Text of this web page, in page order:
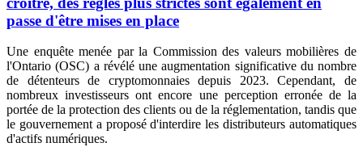
passe d'être mises en place
Une enquête menée par la Commission des valeurs mobilières de
l'Ontario (OSC) a révélé une augmentation significative du nombre
de détenteurs de cryptomonnaies depuis 2023. Cependant, de
nombreux investisseurs ont encore une perception erronée de la
portée de la protection des clients ou de la réglementation, tandis que
le gouvernement a proposé d'interdire les distributeurs automatiques
d'actifs numériques.